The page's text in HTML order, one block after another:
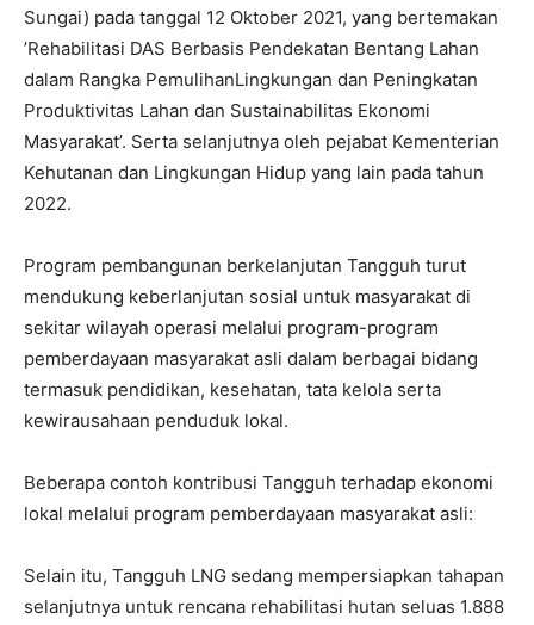
Sungai) pada tanggal 12 Oktober 2021, yang bertemakan
’Rehabilitasi DAS Berbasis Pendekatan Bentang Lahan
dalam Rangka PemulihanLingkungan dan Peningkatan
Produktivitas Lahan dan Sustainabilitas Ekonomi
Masyarakat’. Serta selanjutnya oleh pejabat Kementerian
Kehutanan dan Lingkungan Hidup yang lain pada tahun
2022.
Program pembangunan berkelanjutan Tangguh turut
mendukung keberlanjutan sosial untuk masyarakat di
sekitar wilayah operasi melalui program-program
pemberdayaan masyarakat asli dalam berbagai bidang
termasuk pendidikan, kesehatan, tata kelola serta
kewirausahaan penduduk lokal.
Beberapa contoh kontribusi Tangguh terhadap ekonomi
lokal melalui program pemberdayaan masyarakat asli:
Selain itu, Tangguh LNG sedang mempersiapkan tahapan
selanjutnya untuk rencana rehabilitasi hutan seluas 1.888